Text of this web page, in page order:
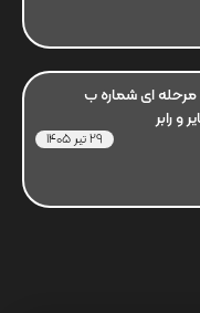
ای شماره ب
29 تیر 1405